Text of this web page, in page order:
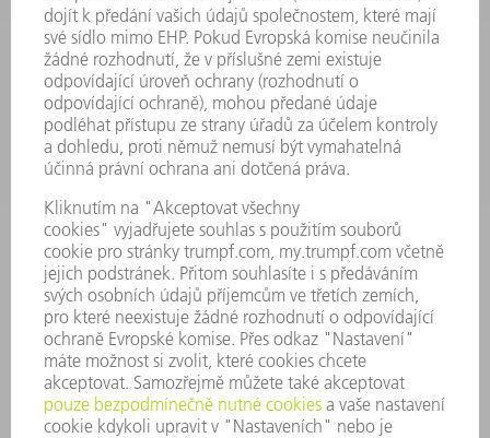
SOFTWARE
SERVIS
POUŽITÍ
ODVĚTVÍ
SPOLEČNOST
KARIÉRA
PRACOVNÍ NABÍDKY
PROFIL PODNIKU
VÝROČNÍ ZPRÁVA
ZÁSADY SPOLEČNOSTI
SHODA
SYSTÉM UPOZORŇOVAČŮ
SECURITY
TISKOVÉ ZPRÁVY
MAGAZÍN
UDRŽITELNOST
ŽIVOTNÍ PROSTŘEDÍ & KLIMA
SOCIÁLNÍ TÉMA & SPOLEČNOST
VEDENÍ FIRMY